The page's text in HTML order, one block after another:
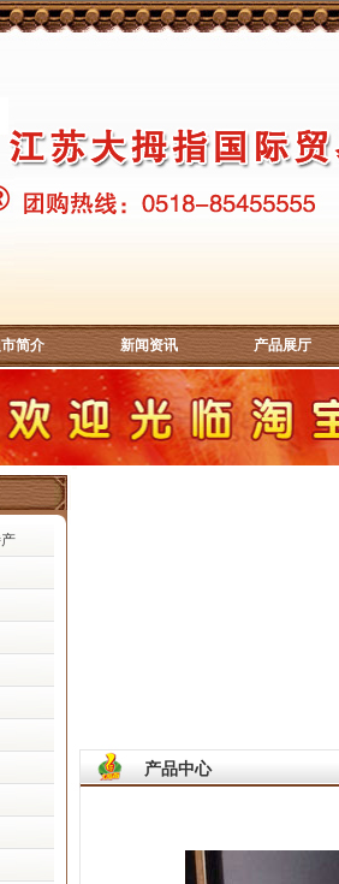
简介 新闻资讯 产品展厅
产品中心